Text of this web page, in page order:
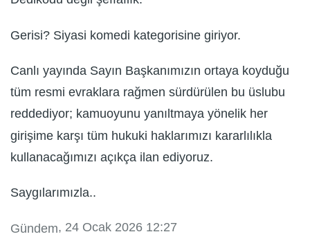
Gerisi? Siyasi komedi kategorisine giriyor.
Canlı yayında Sayın Başkanımızın ortaya koyduğu
tüm resmi evraklara rağmen sürdürülen bu üslubu
reddediyor; kamuoyunu yanıltmaya yönelik her
girişime karşı tüm hukuki haklarımızı kararlılıkla
kullanacağımızı açıkça ilan ediyoruz.
Saygılarımızla..
Gündem, 24 Ocak 2026 12:27